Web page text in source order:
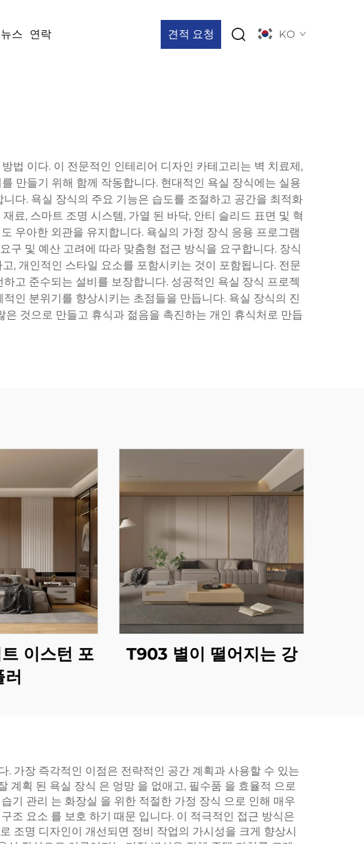
뉴스 연락 견적 요청 KO
법 이다. 이 전문적인 인테리어 디자인 카테고리는 벽 치료제,
만들기 위해 함께 작동합니다. 현대적인 욕실 장식에는 실용
다. 욕실 장식의 주요 기능은 습도를 조절하고 공간을 최적화
료, 스마트 조명 시스템, 가열 된 바닥, 안티 슬리드 표면 및 혁
우아한 외관을 유지합니다. 욕실의 가정 장식 응용 프로그램
구 및 예산 고려에 따라 맞춤형 접근 방식을 요구합니다. 장식
, 개인적인 스타일 요소를 포함시키는 것이 포함됩니다. 전문
고 준수되는 설비를 보장합니다. 성공적인 욕실 장식 프로젝
인 분위기를 향상시키는 초점들을 만듭니다. 욕실 장식의 진
것으로 만들고 휴식과 젊음을 촉진하는 개인 휴식처로 만듭
이스턴 포
러
T903 별이 떨어지는 강
가장 즉각적인 이점은 전략적인 공간 계획과 사용할 수 있는
계획 된 욕실 장식 은 엉망 을 없애고, 필수품 을 효율적 으로
기 관리 는 화장실 을 위한 적절한 가정 장식 으로 인해 매우
조 요소 를 보호 하기 때문 입니다. 이 적극적인 접근 방식은
조명 디자인이 개선되면 정비 작업의 가시성을 크게 향상시